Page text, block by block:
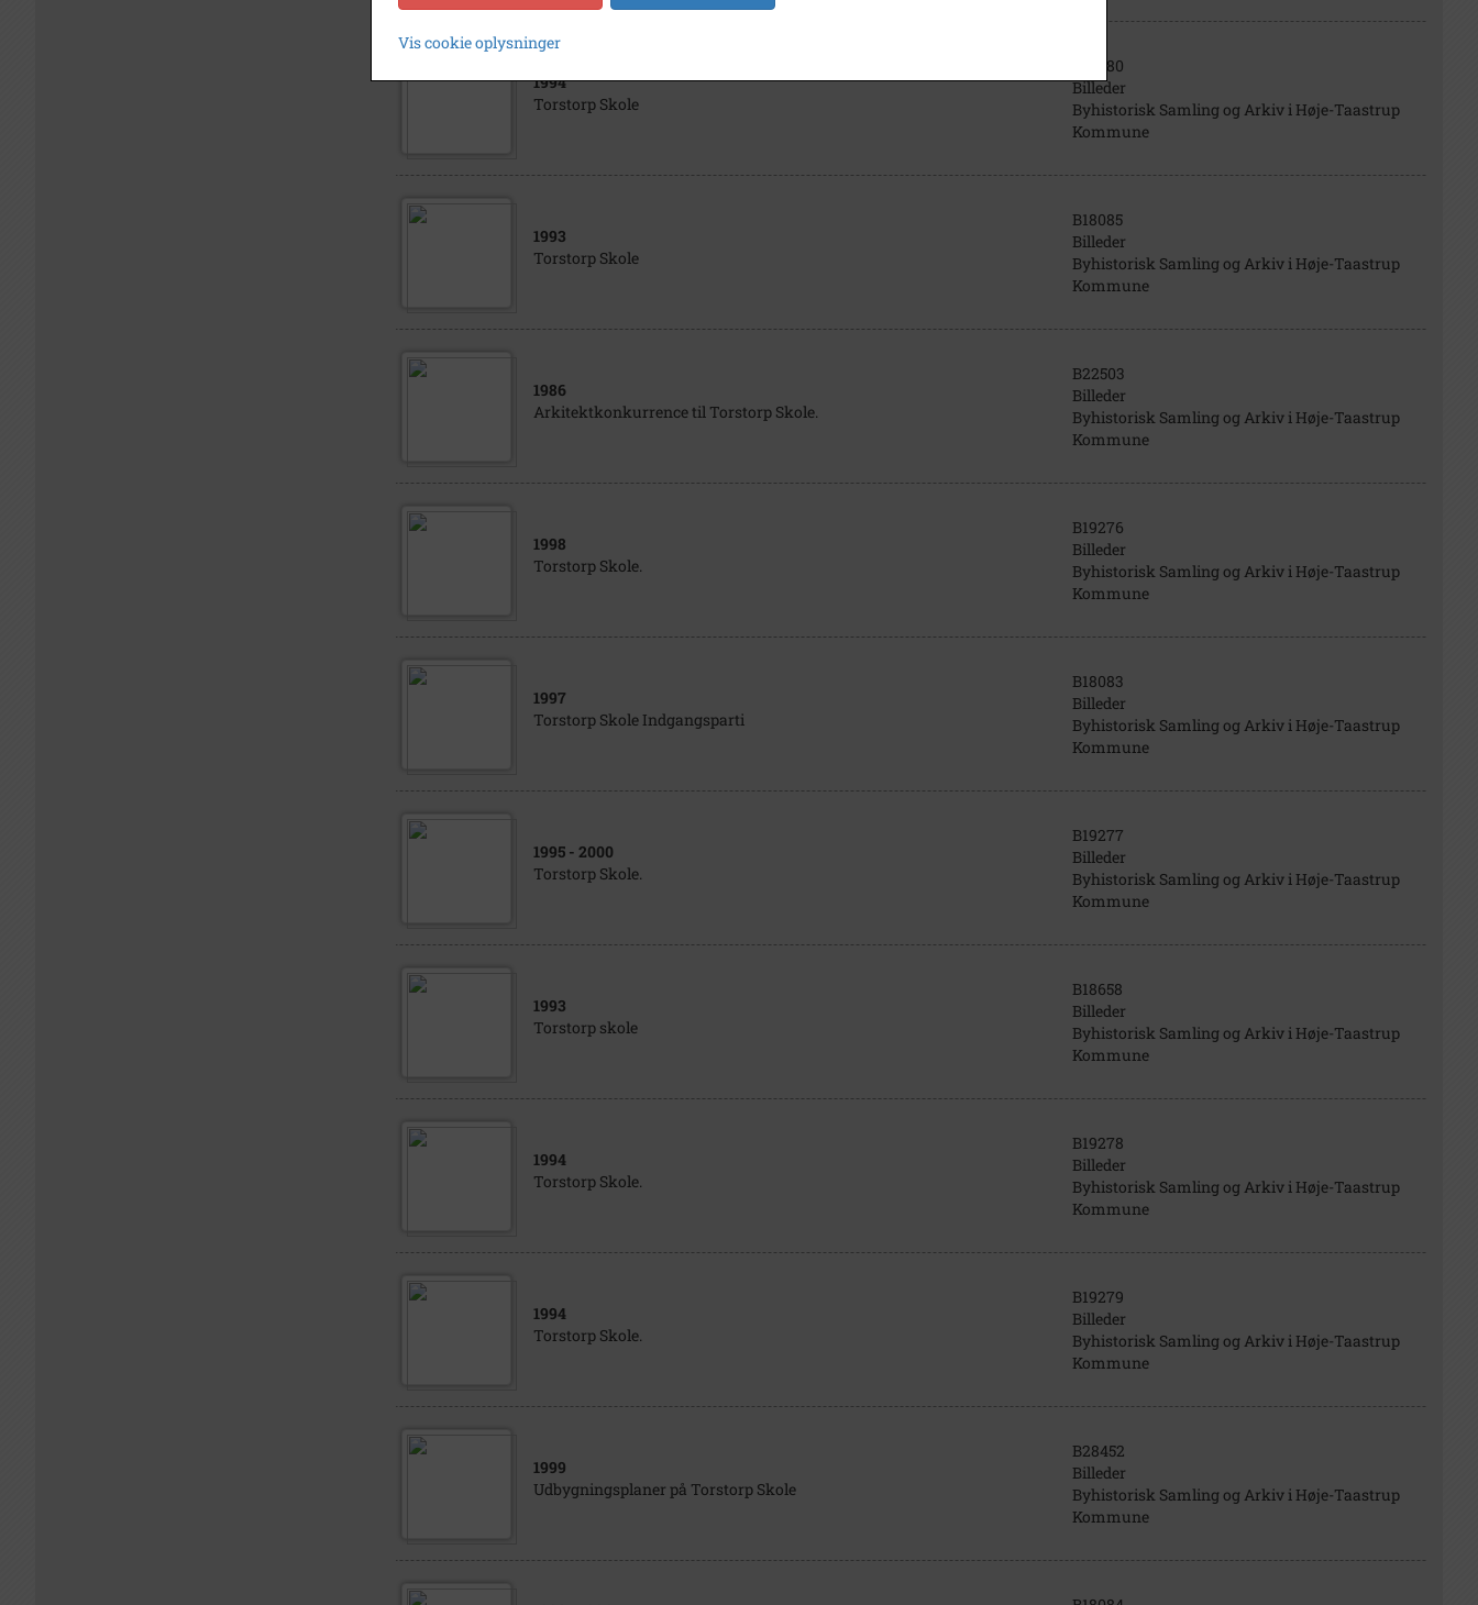
1994
Torstorp Skole
B19280
Billeder
Byhistorisk Samling og Arkiv i Høje-Taastrup
Kommune
1993
Torstorp Skole
B18085
Billeder
Byhistorisk Samling og Arkiv i Høje-Taastrup
Kommune
1986
Arkitektkonkurrence til Torstorp Skole.
B22503
Billeder
Byhistorisk Samling og Arkiv i Høje-Taastrup
Kommune
1998
Torstorp Skole.
B19276
Billeder
Byhistorisk Samling og Arkiv i Høje-Taastrup
Kommune
1997
Torstorp Skole Indgangsparti
B18083
Billeder
Byhistorisk Samling og Arkiv i Høje-Taastrup
Kommune
1995 - 2000
Torstorp Skole.
B19277
Billeder
Byhistorisk Samling og Arkiv i Høje-Taastrup
Kommune
1993
Torstorp skole
B18658
Billeder
Byhistorisk Samling og Arkiv i Høje-Taastrup
Kommune
1994
Torstorp Skole.
B19278
Billeder
Byhistorisk Samling og Arkiv i Høje-Taastrup
Kommune
1994
Torstorp Skole.
B19279
Billeder
Byhistorisk Samling og Arkiv i Høje-Taastrup
Kommune
1999
Udbygningsplaner på Torstorp Skole
B28452
Billeder
Byhistorisk Samling og Arkiv i Høje-Taastrup
Kommune
Vis cookie oplysninger